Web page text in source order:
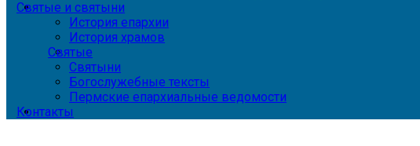
Святые и святыни
История епархии
История храмов
Святые
Святыни
Богослужебные тексты
Пермские епархиальные ведомости
Контакты